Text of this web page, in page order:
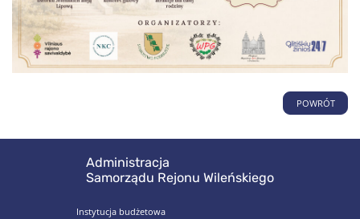
POWRÓT
Administracja
Samorządu Rejonu Wileńskiego
Instytucja budżetowa